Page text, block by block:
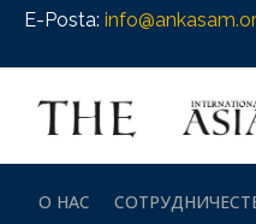
E-Posta:
О НАС